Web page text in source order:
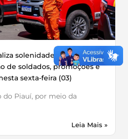
solenidade de conclusão
de soldados, promoções e
sexta-feira (03)
do Piauí, por meio da
Leia Mais »